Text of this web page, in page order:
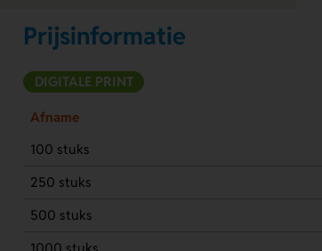
Prijsinformatie
DIGITALE PRINT
Afname
100 stuks
250 stuks
500 stuks